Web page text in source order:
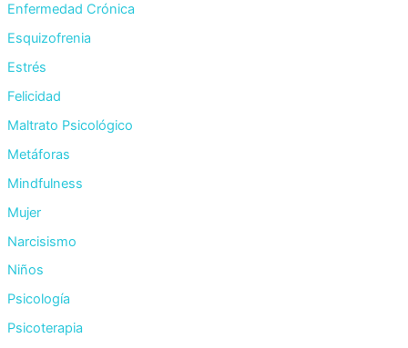
Enfermedad Crónica
Esquizofrenia
Estrés
Felicidad
Maltrato Psicológico
Metáforas
Mindfulness
Mujer
Narcisismo
Niños
Psicología
Psicoterapia